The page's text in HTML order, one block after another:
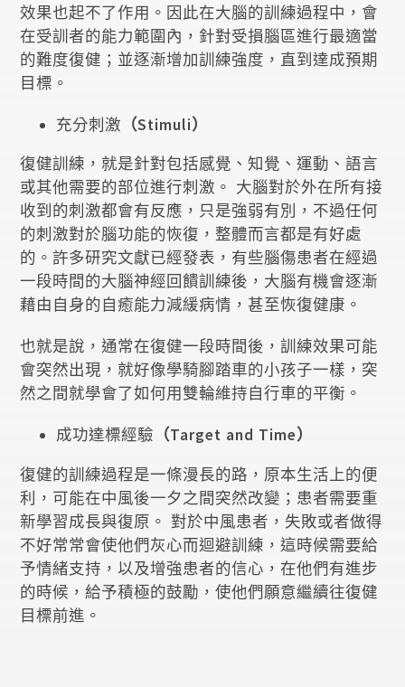
效果也起不了作用。因此在大腦的訓練過程中，會
在受訓者的能力範圍內，針對受損腦區進行最適當
的難度復健；並逐漸增加訓練強度，直到達成預期
目標。
充分刺激 （Stimuli）
復健訓練，就是針對包括感覺、知覺、運動、語言
或其他需要的部位進行刺激。 大腦對於外在所有接
收到的刺激都會有反應，只是強弱有別，不過任何
的刺激對於腦功能的恢復，整體而言都是有好處
的。許多研究文獻已經發表，有些腦傷患者在經過
一段時間的大腦神經回饋訓練後，大腦有機會逐漸
藉由自身的自癒能力減緩病情，甚至恢復健康。
也就是說，通常在復健一段時間後，訓練效果可能
會突然出現，就好像學騎腳踏車的小孩子一樣，突
然之間就學會了如何用雙輪維持自行車的平衡。
成功達標經驗 （Target and Time）
復健的訓練過程是一條漫長的路，原本生活上的便
利，可能在中風後一夕之間突然改變；患者需要重
新學習成長與復原。 對於中風患者，失敗或者做得
不好常常會使他們灰心而迴避訓練，這時候需要給
予情緒支持，以及增強患者的信心，在他們有進步
的時候，給予積極的鼓勵，使他們願意繼續往復健
目標前進。